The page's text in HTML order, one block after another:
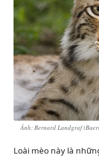
Ảnh: Bernard Landgraf
Loài mèo này là